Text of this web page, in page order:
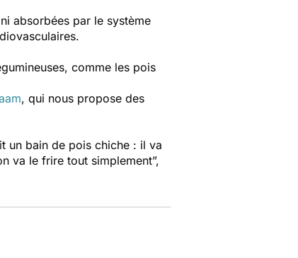
absorbées par le système
comme les pois
, qui nous propose des
un bain de pois chiche : il va
va le frire tout simplement”,